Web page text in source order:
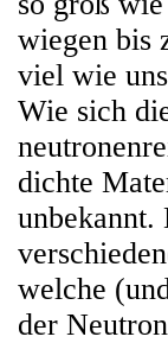
wiegen bis
viel wie
Wie sich
dichte
unbekannt.
welche
der